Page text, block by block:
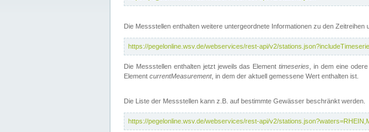
Die Messstellen enthalten weitere untergeordnete Informationen zu den
https://pegelonline.wsv.de/webservices/rest-api/v2/
Die Messstellen enthalten jetzt jeweils das Elementtimeseries , in dem eine
Element currentMeasurement, in dem der aktuell gemessene Wert enthalten ist.
Die Liste der Messstellen kann z.B. auf bestimmte Gewässer beschränkt werden.
https://pegelonline.wsv.de/webservices/rest-api/v2/